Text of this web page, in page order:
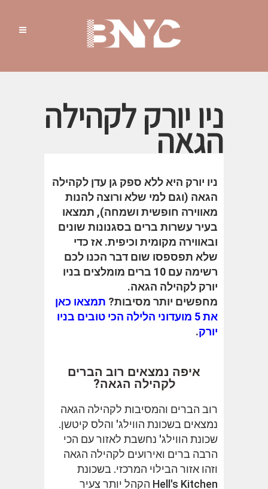
ניו יורק לקהילה
הגאה
ניו יורק היא ללא ספק גן עדן לקהילה
הגאה (וגם למי שלא ורוצה להנות
מאווירה חופשית ושמחה), תמצאו
בעיר עשרות ברים בסגנונות שונים
ובאווירה מקומית וכיפית. אז כדי
שלא תפספסו שום דבר הכנו לכם
רשימה עם 10 ברים מומלצים בניו
יורק לקהילה הגאה.
מחפשים יותר מסיבות? תמצאו כאן
את 5 מועדוני הלילה הכי טובים בניו
יורק.
איפה נמצאים רוב הברים
לקהילה הגאה?
רוב הברים והמסיבות לקהילה הגאה
נמצאים בשכונת הווילג' והלס קיטשן.
שכונת הווילג' נחשבת לאזור עם הכי
הרבה ברים ואירועים לקהילה הגאה
וזהו אזור הבילוי המרכזי. בשכונת
Hell's Kitchen הקהל יותר צעיר